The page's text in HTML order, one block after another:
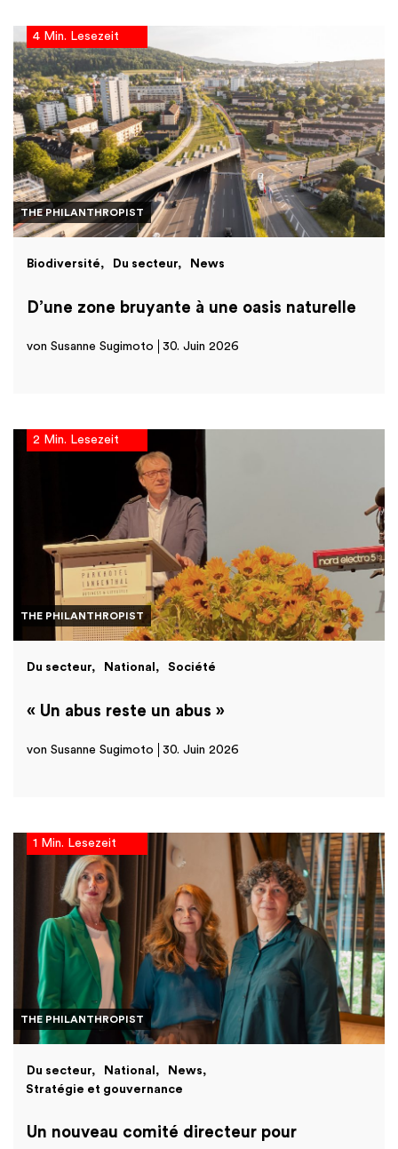
THE PHILANTHROPIST
4 Min. Lesezeit
Biodiversité Du secteur News
D’une zone bruyante à une oasis naturelle
von Susanne Sugimoto 30. Juin 2026
THE PHILANTHROPIST
2 Min. Lesezeit
Du secteur National Société
« Un abus reste un abus »
von Susanne Sugimoto 30. Juin 2026
THE PHILANTHROPIST
1 Min. Lesezeit
Du secteur National
News
Stratégie et gouvernance
Un nouveau comité directeur pour